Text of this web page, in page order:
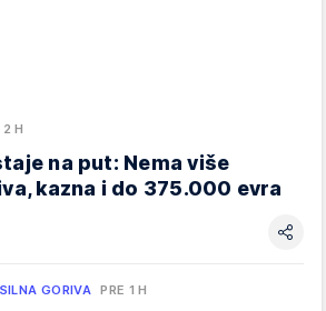
2 H
na put: Nema više
kazna i do 375.000 evra
GORIVA PRE 1 H